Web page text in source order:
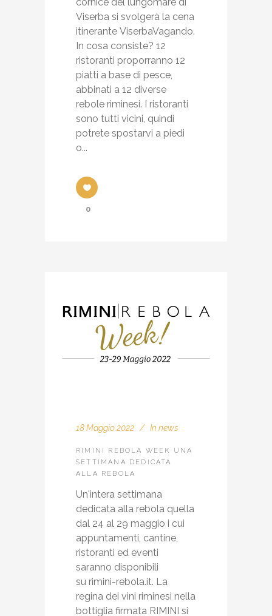
Viserba si svolgerà la cena
itinerante ViserbaVagando.
In cosa consiste? 12
ristoranti proporranno 12
piatti a base di pesce,
abbinati a 12 diverse
rebole riminesi. I ristoranti
sono tutti vicini, quindi
potrete spostarvi a piedi
o...
0
18 Maggio 2022 In news
RIMINI REBOLA WEEK UNA
SETTIMANA DEDICATA
ALLA REBOLA
Un'intera settimana
dedicata alla rebola quella
dal 24 al 29 maggio i cui
appuntamenti, cantine,
ristoranti ed eventi
saranno disponibili
su rimini-rebola.it. La
regina dei vini riminesi nella
bottiglia firmata RIMINI si